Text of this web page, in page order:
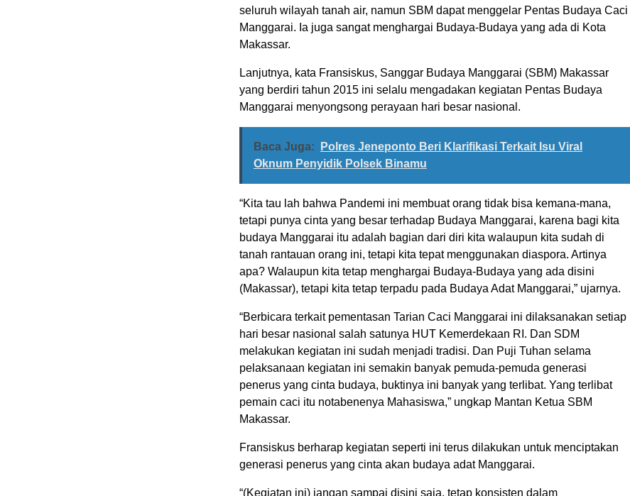
seluruh wilayah tanah air, namun SBM dapat menggelar Pentas Budaya Caci
Manggarai. Ia juga sangat menghargai Budaya-Budaya yang ada di Kota
Makassar.
Lanjutnya, kata Fransiskus, Sanggar Budaya Manggarai (SBM) Makassar
yang berdiri tahun 2015 ini selalu mengadakan kegiatan Pentas Budaya
Manggarai menyongsong perayaan hari besar nasional.
Baca Juga:
Polres Jeneponto Beri Klarifikasi Terkait Isu Viral
Oknum Penyidik Polsek Binamu
“Kita tau lah bahwa Pandemi ini membuat orang tidak bisa kemana-mana,
tetapi punya cinta yang besar terhadap Budaya Manggarai, karena bagi kita
budaya Manggarai itu adalah bagian dari diri kita walaupun kita sudah di
tanah rantauan orang ini, tetapi kita tepat menggunakan diaspora. Artinya
apa? Walaupun kita tetap menghargai Budaya-Budaya yang ada disini
(Makassar), tetapi kita tetap terpadu pada Budaya Adat Manggarai,” ujarnya.
“Berbicara terkait pementasan Tarian Caci Manggarai ini dilaksanakan setiap
hari besar nasional salah satunya HUT Kemerdekaan RI. Dan SDM
melakukan kegiatan ini sudah menjadi tradisi. Dan Puji Tuhan selama
pelaksanaan kegiatan ini semakin banyak pemuda-pemuda generasi
penerus yang cinta budaya, buktinya ini banyak yang terlibat. Yang terlibat
pemain caci itu notabenenya Mahasiswa,” ungkap Mantan Ketua SBM
Makassar.
Fransiskus berharap kegiatan seperti ini terus dilakukan untuk menciptakan
generasi penerus yang cinta akan budaya adat Manggarai.
“(Kegiatan ini) jangan sampai disini saja, tetap konsisten dalam